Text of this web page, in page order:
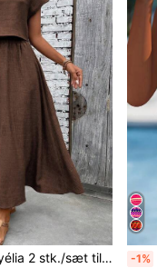
kvinder i ensfarvet, rund hals, bluse og nederdel med flagermusærmer, afslappet sommeroutfit -1%